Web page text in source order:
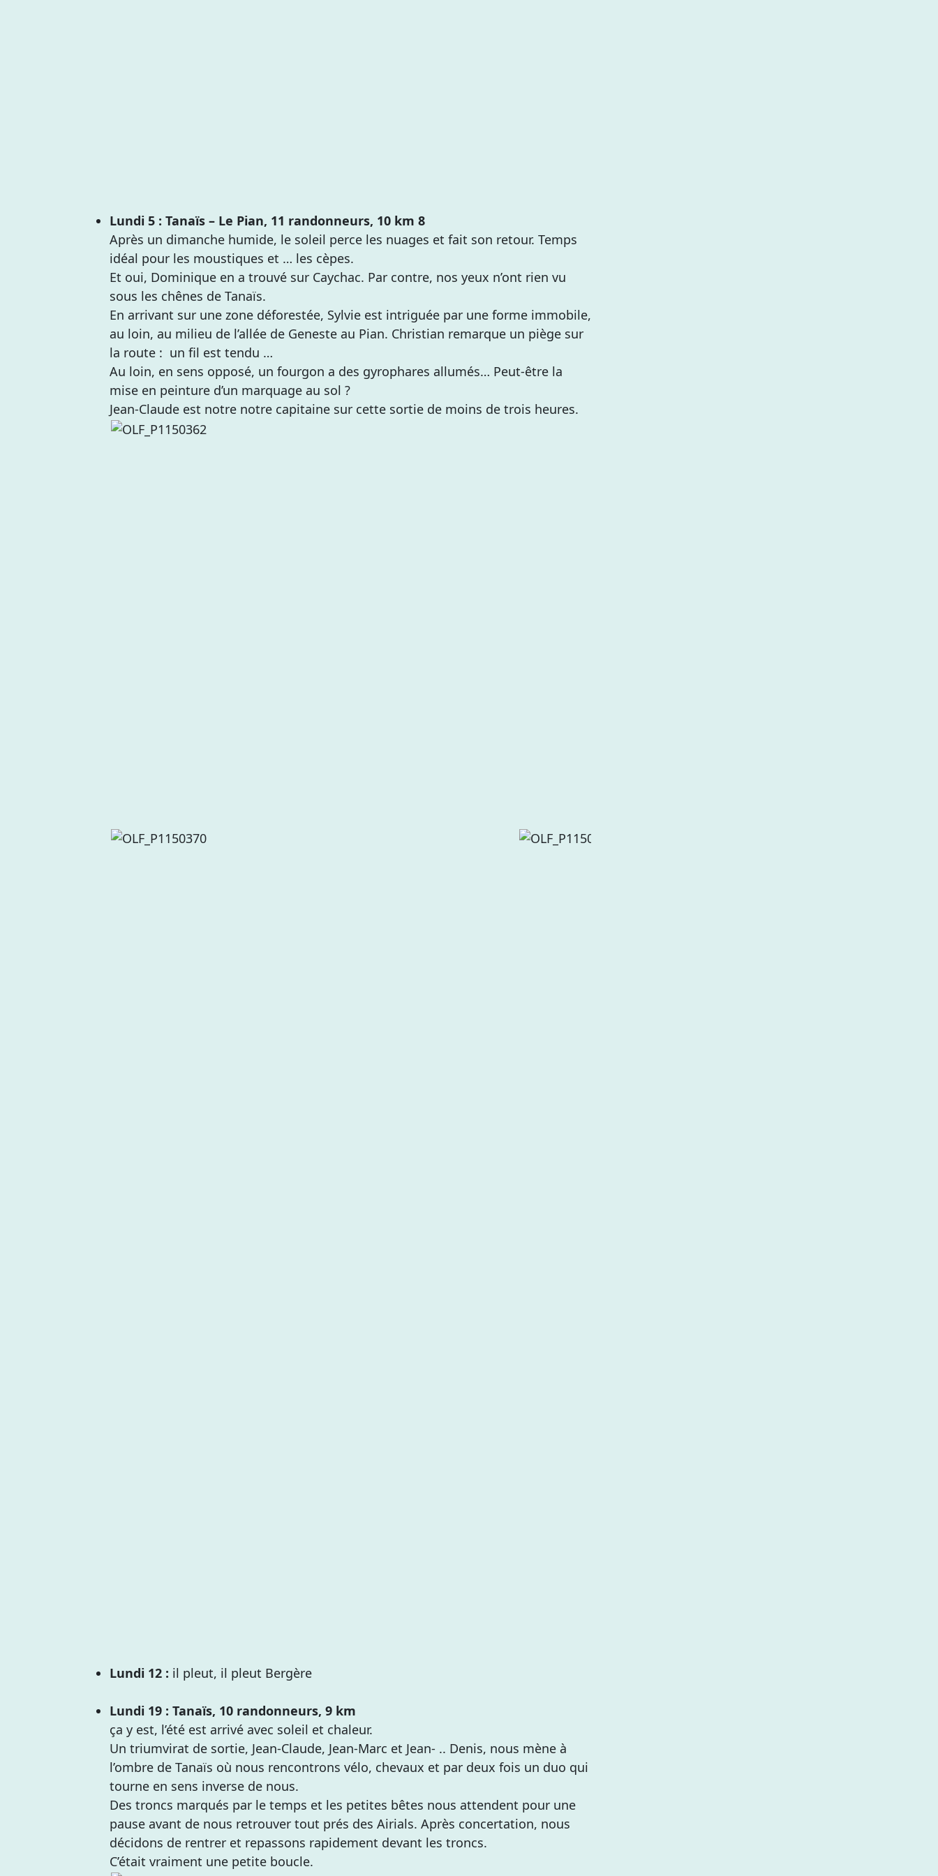
Lundi 5 : Tanaïs – Le Pian, 11 randonneurs, 10 km 8
Après un dimanche humide, le soleil perce les nuages et fait son retour. Temps
idéal pour les moustiques et … les cèpes.
Et oui, Dominique en a trouvé sur Caychac. Par contre, nos yeux n’ont rien vu
sous les chênes de Tanaïs.
En arrivant sur une zone déforestée, Sylvie est intriguée par une forme immobile,
au loin, au milieu de l’allée de Geneste au Pian. Christian remarque un piège sur
la route : un fil est tendu …
Au loin, en sens opposé, un fourgon a des gyrophares allumés… Peut-être la
mise en peinture d’un marquage au sol ?
Jean-Claude est notre notre capitaine sur cette sortie de moins de trois heures.
Lundi 12 : il pleut, il pleut Bergère
Lundi 19 : Tanaïs, 10 randonneurs, 9 km
ça y est, l’été est arrivé avec soleil et chaleur.
Un triumvirat de sortie, Jean-Claude, Jean-Marc et Jean- .. Denis, nous mène à
l’ombre de Tanaïs où nous rencontrons vélo, chevaux et par deux fois un duo qui
tourne en sens inverse de nous.
Des troncs marqués par le temps et les petites bêtes nous attendent pour une
pause avant de nous retrouver tout prés des Airials. Après concertation, nous
décidons de rentrer et repassons rapidement devant les troncs.
C’était vraiment une petite boucle.